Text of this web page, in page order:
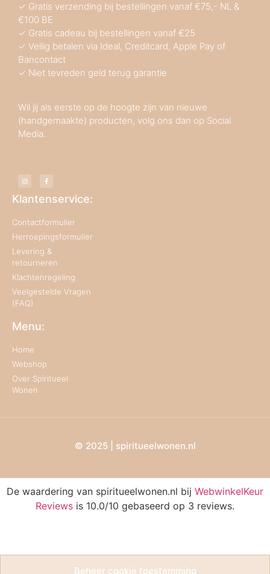
Beheer cookie toestemming
✓ Gratis verzending bij bestellingen vanaf €75,- NL &
€100 BE
✓ Gratis cadeau bij bestellingen vanaf €25
✓ Veilig betalen via Ideal, Creditcard, Apple Pay of
Bancontact
✓ Niet tevreden geld terug garantie
Wil jij als eerste op de hoogte zijn van nieuwe
(handgemaakte) producten, volg ons dan op Social
Media.
Klantenservice:
Contactformulier
Herroepingsformulier
Levering &
retourneren
Klachtenregeling
Veelgestelde Vragen
(FAQ)
Menu:
Home
Webshop
Over Spiritueel
Wonen
© 2025 | spiritueelwonen.nl
De waardering van spiritueelwonen.nl bij WebwinkelKeur
Reviews is 10.0/10 gebaseerd op 3 reviews.